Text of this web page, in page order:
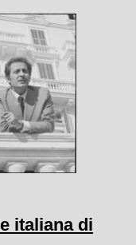
italiana di